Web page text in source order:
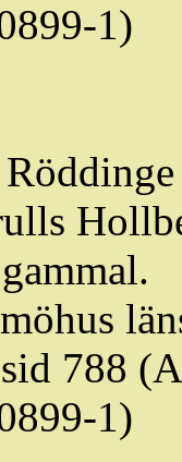
1)
Röddinge
788
1)